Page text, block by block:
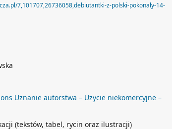
7,101707,26736058,debiutantki-z-polski-pokonaly-14-
Uznanie autorstwa – Użycie niekomercyjne –
(tekstów, tabel, rycin oraz ilustracji)